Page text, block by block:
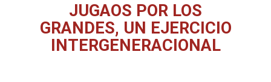
JUGAOS POR LOS
GRANDES, UN EJERCICIO
INTERGENERACIONAL